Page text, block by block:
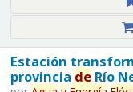
Estación
provincia deRío